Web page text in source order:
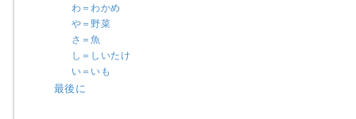
わ＝わかめ
や＝野菜
さ＝魚
し＝しいたけ
い＝いも
最後に